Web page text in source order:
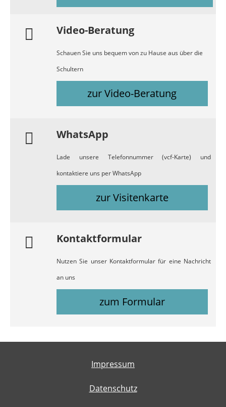
Video-Beratung
Schauen Sie uns bequem von zu Hause aus über die
Schultern
zur Video-Beratung
WhatsApp
Lade unsere Telefonnummer (vcf-Karte) und
kontaktiere uns per WhatsApp
zur Visitenkarte
Kontaktformular
Nutzen Sie unser Kontaktformular für eine Nachricht
an uns
zum Formular
Impressum
Datenschutz